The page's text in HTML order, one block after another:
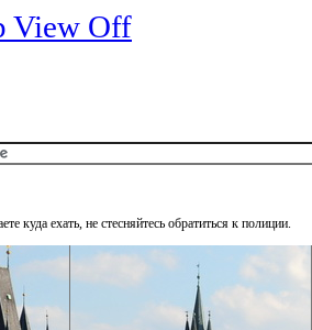
View Off
куда ехать, не стесняйтесь обратиться к полиции.